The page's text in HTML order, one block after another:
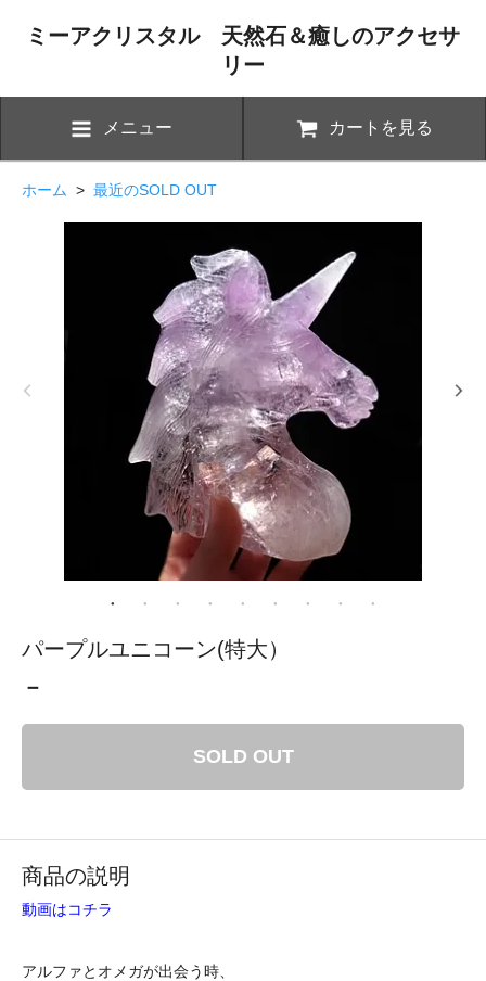
ミーアクリスタル 天然石＆癒しのアクセサ
リー
メニュー カートを見る
ホーム > 最近のSOLD OUT
パープルユニコーン(特大）
－
SOLD OUT
商品の説明
動画はコチラ
アルファとオメガが出会う時、